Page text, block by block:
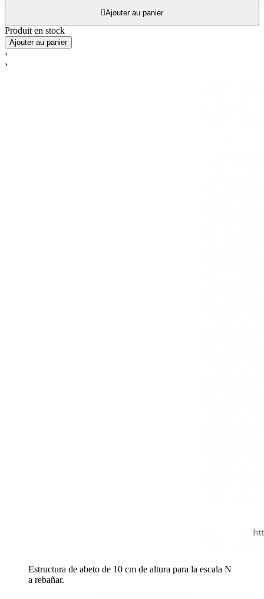
Ajouter au panier
Produit en stock
Ajouter au panier
‹
›
Estructura de abeto de 10 cm de altura para la escala N
a rebañar.